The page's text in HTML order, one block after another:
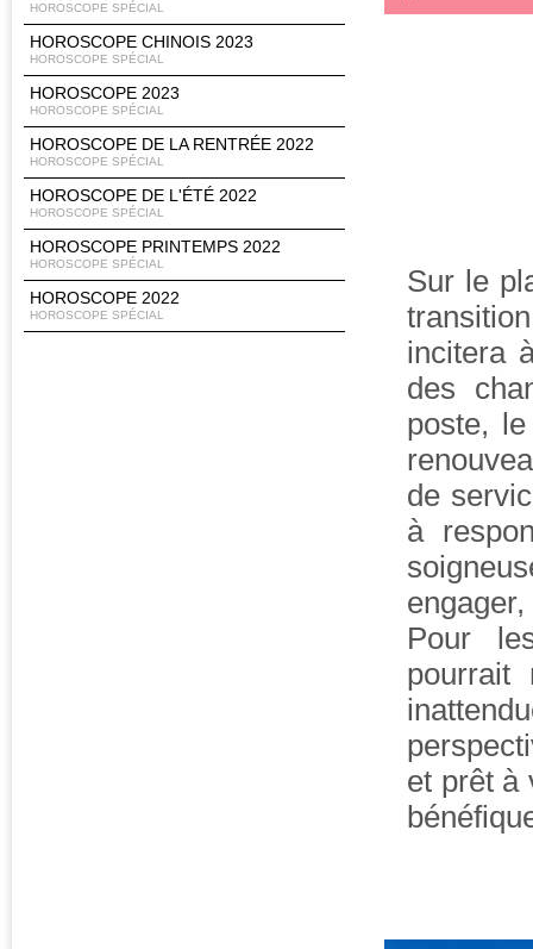
HOROSCOPE SPÉCIAL
HOROSCOPE CHINOIS 2023
HOROSCOPE SPÉCIAL
HOROSCOPE 2023
HOROSCOPE SPÉCIAL
HOROSCOPE DE LA RENTRÉE 2022
HOROSCOPE SPÉCIAL
HOROSCOPE DE L'ÉTÉ 2022
HOROSCOPE SPÉCIAL
HOROSCOPE PRINTEMPS 2022
HOROSCOPE SPÉCIAL
HOROSCOPE 2022
HOROSCOPE SPÉCIAL
Sur le
incitera
des
poste,
de
à
Pour
pourrait
et prêt à